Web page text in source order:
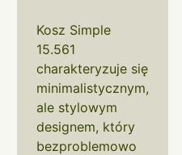
Kosz Simple
15.561
charakteryzuje się
minimalistycznym,
ale stylowym
designem, który
bezproblemowo